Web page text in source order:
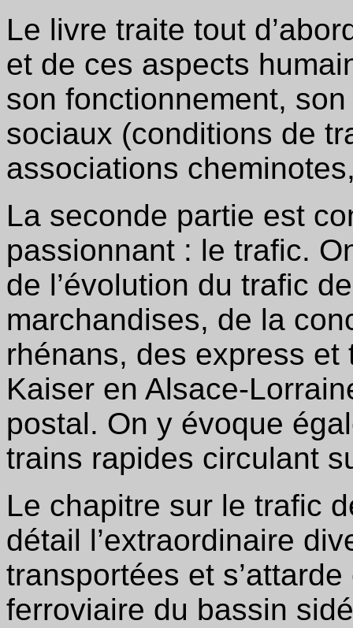
Le livre traite tout
et de ces aspects
son fonctionnement,
sociaux (conditions de
associations
La seconde partie est
passionnant : le trafic.
de l’évolution du trafic
marchandises, de la
rhénans, des express
Kaiser en Alsace-
postal. On y évoque
trains rapides circulant
Le chapitre sur le trafic
détail l’extraordinaire
transportées et
ferroviaire du bassin